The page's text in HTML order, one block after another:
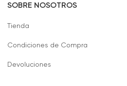
SOBRE NOSOTROS
Tienda
Condiciones de Compra
Devoluciones